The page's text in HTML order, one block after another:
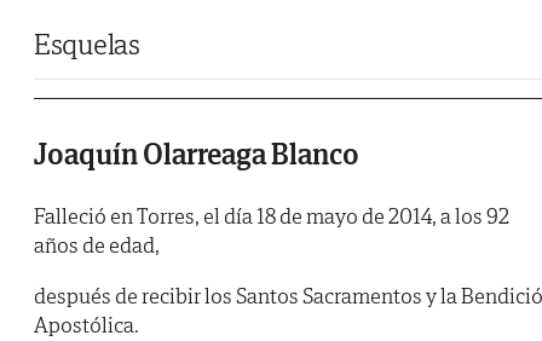
Esquelas
Joaquín Olarreaga Blanco
Falleció en Torres, el día 18 de mayo de 2014, a los 92
años de edad,
después de recibir los Santos Sacramentos y la
Apostólica.